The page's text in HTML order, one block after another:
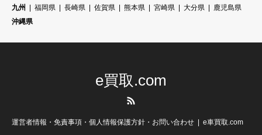
九州
福岡県 長崎県 佐賀県 熊本県 宮崎県 大分県
鹿児島県
沖縄県
e買取.com
運営者情報・免責事項・個人情報保護方針・お問い合わせ e車買取.com